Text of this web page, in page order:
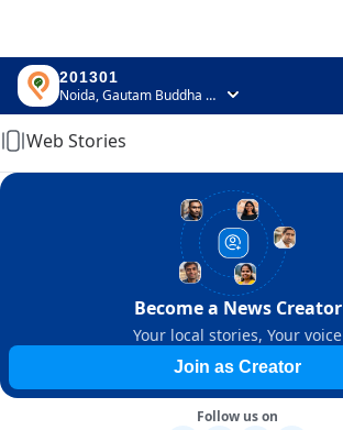
201301
Noida, Gautam Buddha Nagar, Uttar Pradesh
Home
Web Stories
Become a News Creator
Your local stories, Your voice
Join as Creator
Follow us on